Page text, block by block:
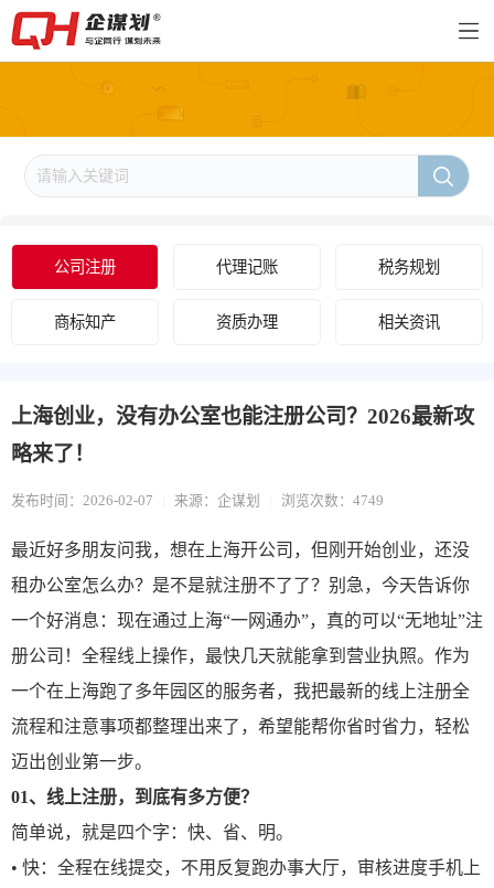
公司注册 代理记账 税务规划
商标知产 资质办理 相关资讯
上海创业，没有办公室也能注册公司？2026最新攻
略来了！
发布时间：2026-02-07 来源：企谋划 浏览次数：4749
最近好多朋友问我，想在上海开公司，但刚开始创业，还没
租办公室怎么办？是不是就注册不了了？别急，今天告诉你
一个好消息：现在通过上海“一网通办”，真的可以“无地址”注
册公司！全程线上操作，最快几天就能拿到营业执照。作为
一个在上海跑了多年园区的服务者，我把最新的线上注册全
流程和注意事项都整理出来了，希望能帮你省时省力，轻松
迈出创业第一步。
01、 线上注册，到底有多方便？
简单说，就是四个字：快、省、明。
• 快：全程在线提交，不用反复跑办事大厅，审核进度手机上